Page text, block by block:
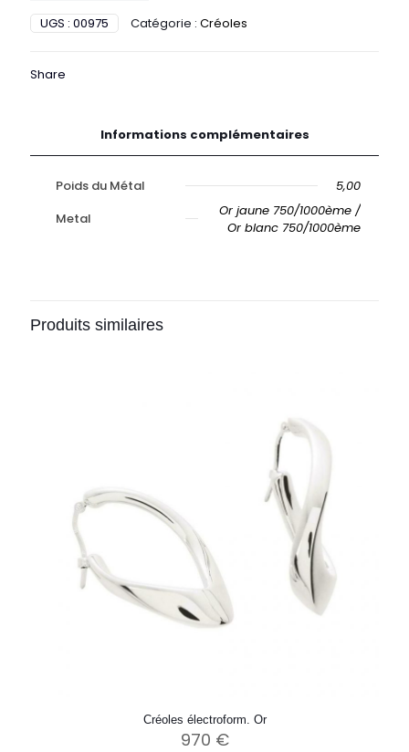
Syst
Vector
UGS : 00975 Catégorie : Créoles
Share
Informations complémentaires
Poids du Métal
5,00
Metal
Or jaune 750/1000ème /
Or blanc 750/1000ème
Produits similaires
Créoles électroform. Or
970 €